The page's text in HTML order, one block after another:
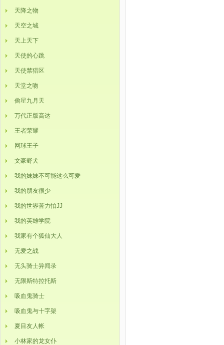
天降之物
天空之城
天上天下
天使的心跳
天使禁猎区
天堂之吻
偷星九月天
万代正版高达
王者荣耀
网球王子
文豪野犬
我的妹妹不可能这么可爱
我的朋友很少
我的世界苦力怕JJ
我的英雄学院
我家有个狐仙大人
无爱之战
无头骑士异闻录
无限斯特拉托斯
吸血鬼骑士
吸血鬼与十字架
夏目友人帐
小林家的龙女仆